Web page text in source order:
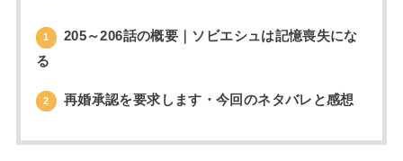
1
205～206話の概要｜ソビエシュは記憶喪失にな
る
2 再婚承認を要求します・今回のネタバレと感想